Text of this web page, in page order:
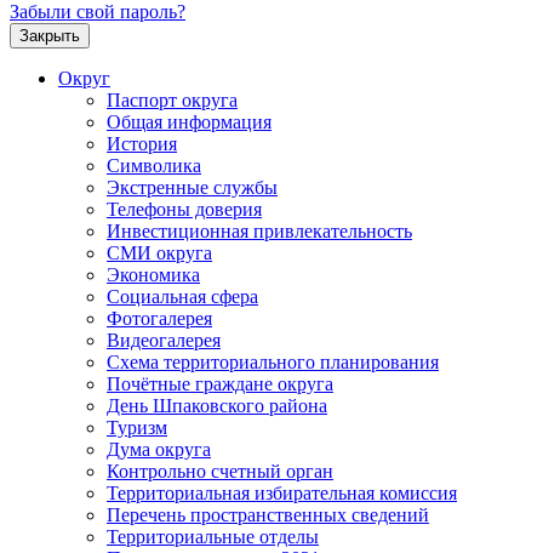
Забыли свой пароль?
Закрыть
Округ
Паспорт округа
Общая информация
История
Символика
Экстренные службы
Телефоны доверия
Инвестиционная привлекательность
СМИ округа
Экономика
Социальная сфера
Фотогалерея
Видеогалерея
Схема территориального планирования
Почётные граждане округа
День Шпаковского района
Туризм
Дума округа
Контрольно счетный орган
Территориальная избирательная комиссия
Перечень пространственных сведений
Территориальные отделы